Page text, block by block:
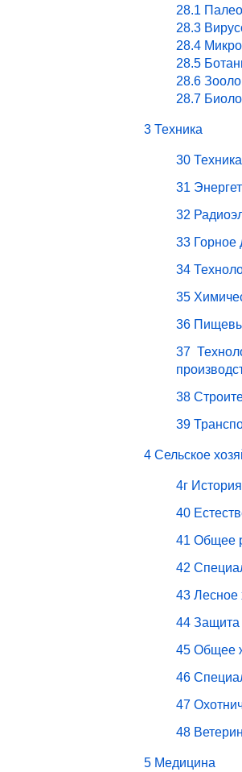
28.1
28.3
28.4
28.5
28.6
28.7
3 Техника
30
31
32
33 Горное
34
35
36
37
38
39
4 Сельское
4г
40
41 Общее
42
43 Лесное
44 Защита
45 Общее
46
47
48
5 Медицина